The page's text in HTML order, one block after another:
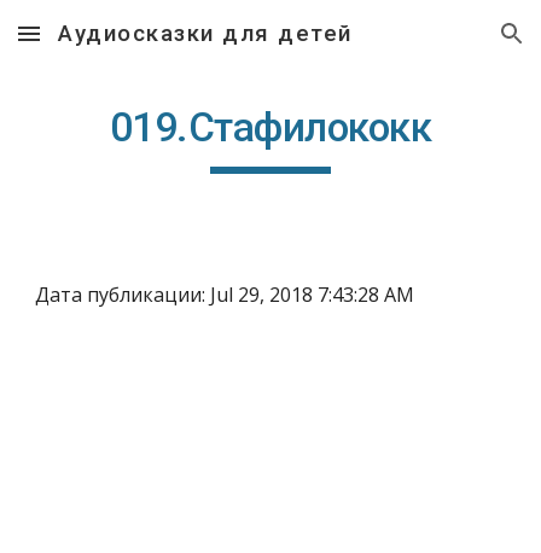
Skip to main content Skip to navigation
Аудиосказки для детей
019.Стафилококк
Дата публикации: Jul 29, 2018 7:43:28 AM